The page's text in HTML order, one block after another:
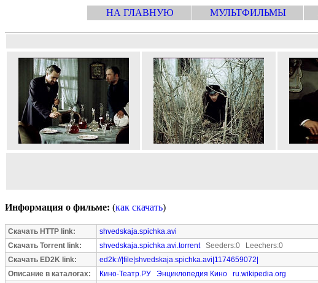
НА ГЛАВНУЮ МУЛЬТФИЛЬМЫ
Информация о фильме: (как скачать)
Скачать HTTP link:
shvedskaja.spichka.avi
Скачать Torrent link:
shvedskaja.spichka.avi.torrentSeeders:0 Leechers:0
Скачать ED2K link:
ed2k://|file|shvedskaja.spichka.avi|1174659072|
Описание в каталогах:
Кино-Театр.РУ Энциклопедия Кино
ru.wikipedia.org